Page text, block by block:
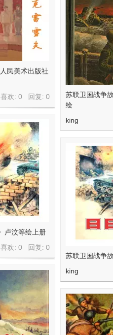
民美术出版社
喜欢: 0 回复: 0
苏联卫国战争
绘
king
卢汶等绘上册
喜欢: 0 回复: 0
苏联卫国战争
king